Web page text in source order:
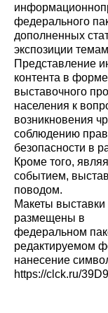
федерального
дополненных
экспозиции
Представление
контента в форме
выставочного
населения к
возникновения
соблюдению
безопасности в
Кроме того,
событием,
поводом.
Макеты выставки
размещены в
федеральном
редактируемом
нанесение
https://clck.ru/